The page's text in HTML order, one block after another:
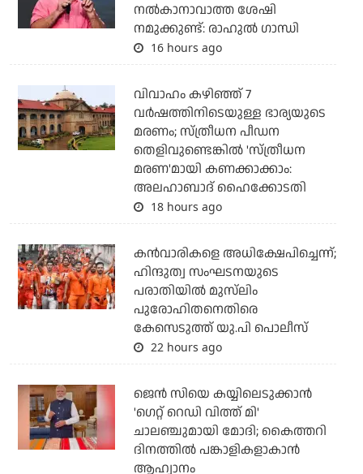
നല്‍കാനാവാത്ത ശേഷി
നമുക്കുണ്ട്: രാഹുല്‍ ഗാന്ധി
16 hours ago
വിവാഹം കഴിഞ്ഞ് 7
വര്‍ഷത്തിനിടെയുള്ള ഭാര്യയുടെ
മരണം; സ്ത്രീധന പീഡന
തെളിവുണ്ടെങ്കില്‍ 'സ്ത്രീധന
മരണ'മായി കണക്കാക്കാം:
അലഹാബാദ് ഹൈക്കോടതി
18 hours ago
കന്‍വാരികളെ അധിക്ഷേപിച്ചെന്ന്;
ഹിന്ദുത്വ സംഘടനയുടെ
പരാതിയില്‍ മുസ്‌ലിം
പുരോഹിതനെതിരെ
കേസെടുത്ത് യു.പി പൊലീസ്
22 hours ago
ജെന്‍ സിയെ കയ്യിലെടുക്കാന്‍
'ഗെറ്റ് റെഡി വിത്ത് മി'
ചാലഞ്ചുമായി മോദി; കൈത്തറി
ദിനത്തില്‍ പങ്കാളികളാകാന്‍
ആഹ്വാനം